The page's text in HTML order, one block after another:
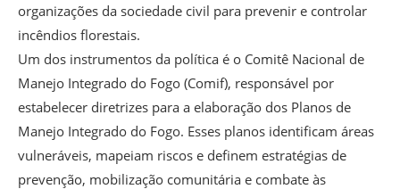
organizações da sociedade civil para prevenir e controlar
incêndios florestais.
Um dos instrumentos da política é o Comitê Nacional de
Manejo Integrado do Fogo (Comif), responsável por
estabelecer diretrizes para a elaboração dos Planos de
Manejo Integrado do Fogo. Esses planos identificam áreas
vulneráveis, mapeiam riscos e definem estratégias de
prevenção, mobilização comunitária e combate às